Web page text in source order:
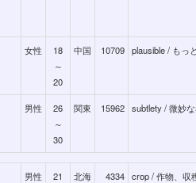
女性
18
～
20
中国 10709 plausible / もっ
男性
26
～
30
関東 15962 subtlety / 微妙
男性
21
北海
4334 crop / 作物、収